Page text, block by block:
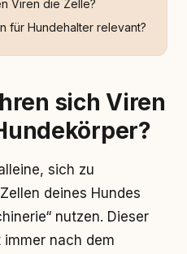
Viren die Zelle?
für Hundehalter relevant?
sich Viren
sich zu
deines Hundes
nutzen. Dieser
nach dem